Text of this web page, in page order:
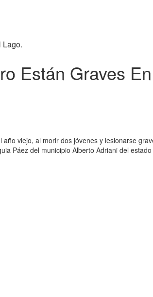
Lago.
Están Graves
viejo, al morir dos jóvenes y lesionarse
Páez del municipio Alberto Adriani del